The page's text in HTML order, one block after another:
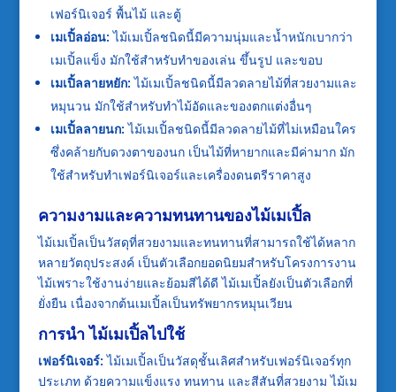
เฟอร์นิเจอร์ พื้นไม้ และตู้
เมเปิ้ลอ่อน: ไม้เมเปิ้ลชนิดนี้มีความนุ่มและน้ำหนักเบากว่า
เมเปิ้ลแข็ง มักใช้สำหรับทำของเล่น ขึ้นรูป และขอบ
เมเปิ้ลลายหยัก: ไม้เมเปิ้ลชนิดนี้มีลวดลายไม้ที่สวยงามและ
หมุนวน มักใช้สำหรับทำไม้อัดและของตกแต่งอื่นๆ
เมเปิ้ลลายนก: ไม้เมเปิ้ลชนิดนี้มีลวดลายไม้ที่ไม่เหมือนใคร
ซึ่งคล้ายกับดวงตาของนก เป็นไม้ที่หายากและมีค่ามาก มัก
ใช้สำหรับทำเฟอร์นิเจอร์และเครื่องดนตรีราคาสูง
ความงามและความทนทานของไม้เมเปิ้ล
ไม้เมเปิ้ลเป็นวัสดุที่สวยงามและทนทานที่สามารถใช้ได้หลาก
หลายวัตถุประสงค์ เป็นตัวเลือกยอดนิยมสำหรับโครงการงาน
ไม้เพราะใช้งานง่ายและย้อมสีได้ดี ไม้เมเปิ้ลยังเป็นตัวเลือกที่
ยั่งยืน เนื่องจากต้นเมเปิ้ลเป็นทรัพยากรหมุนเวียน
การนำ ไม้เมเปิ้ลไปใช้
เฟอร์นิเจอร์: ไม้เมเปิ้ลเป็นวัสดุชั้นเลิศสำหรับเฟอร์นิเจอร์ทุก
ประเภท ด้วยความแข็งแรง ทนทาน และสีสันที่สวยงาม ไม้เม